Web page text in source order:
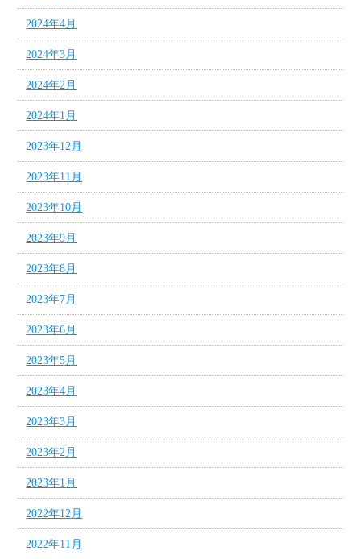
2024年4月
2024年3月
2024年2月
2024年1月
2023年12月
2023年11月
2023年10月
2023年9月
2023年8月
2023年7月
2023年6月
2023年5月
2023年4月
2023年3月
2023年2月
2023年1月
2022年12月
2022年11月